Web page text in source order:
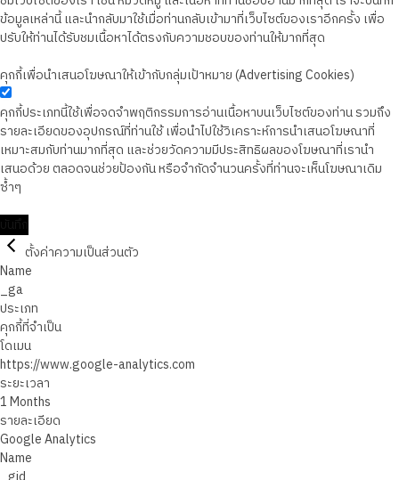
ข้อมูลเหล่านี้ และนำกลับมาใช้เมื่อท่านกลับเข้ามาที่เว็บไซต์ของเราอีกครั้ง เพื่อ
ปรับให้ท่านได้รับชมเนื้อหาได้ตรงกับความชอบของท่านให้มากที่สุด
คุกกี้เพื่อนำเสนอโฆษณาให้เข้ากับกลุ่มเป้าหมาย (Advertising Cookies)
คุกกี้ประเภทนี้ใช้เพื่อจดจำพฤติกรรมการอ่านเนื้อหาบนเว็บไซต์ของท่าน รวมถึง
รายละเอียดของอุปกรณ์ที่ท่านใช้ เพื่อนำไปใช้วิเคราะห์การนำเสนอโฆษณาที่
เหมาะสมกับท่านมากที่สุด และช่วยวัดความมีประสิทธิผลของโฆษณาที่เรานำ
เสนอด้วย ตลอดจนช่วยป้องกัน หรือจำกัดจำนวนครั้งที่ท่านจะเห็นโฆษณาเดิม
ซ้ำๆ
ตั้งค่าความเป็นส่วนตัว
Name
_ga
ประเภท
คุกกี้ที่จำเป็น
โดเมน
https://www.google-analytics.com
ระยะเวลา
1 Months
รายละเอียด
Google Analytics
Name